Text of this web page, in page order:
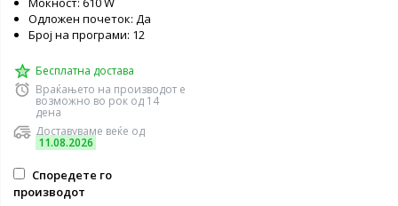
Одложен почеток: Да
Број на програми: 12
Бесплатна достава
Враќањето на производот е
возможно во рок од 14
дена
Доставуваме веќе од
11.08.2026
Споредете го
производот